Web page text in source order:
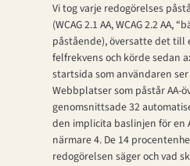
Vi tog varje redogörelses
(WCAG 2.1 AA, WCAG 2.2
påstående), översatte det till
felfrekvens och körde sedan
startsida som användaren
Webbplatser som påstår AA-
genomsnittsade 32
den implicita baslinjen för en
närmare 4. De 14
redogörelsen säger och vad